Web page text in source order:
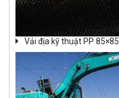
Vải địa kỹ thuật PP 85×85